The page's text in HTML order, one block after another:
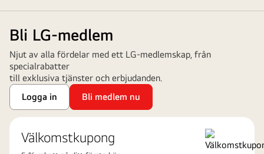
Bli LG-medlem
Njut av alla fördelar med ett LG-medlemskap, från
specialrabatter
till exklusiva tjänster och erbjudanden.
Logga in
Bli medlem nu
Välkomstkupong